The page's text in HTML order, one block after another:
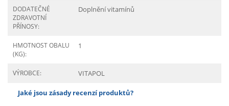
DODATEČNÉ
ZDRAVOTNÍ
PŘÍNOSY:
Doplnění vitamínů
HMOTNOST OBALU
(KG):
1
VÝROBCE: VITAPOL
Jaké jsou zásady recenzí produktů?